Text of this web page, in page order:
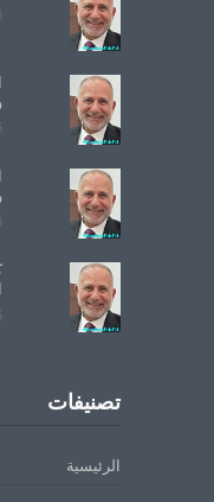
تصنيفات
الرئيسية